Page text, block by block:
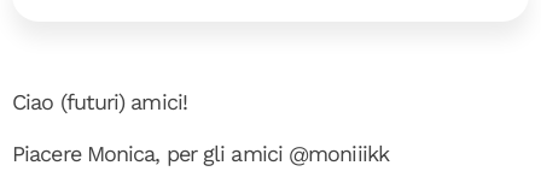
Ciao (futuri) amici!
Piacere Monica, per gli amici @moniiikk